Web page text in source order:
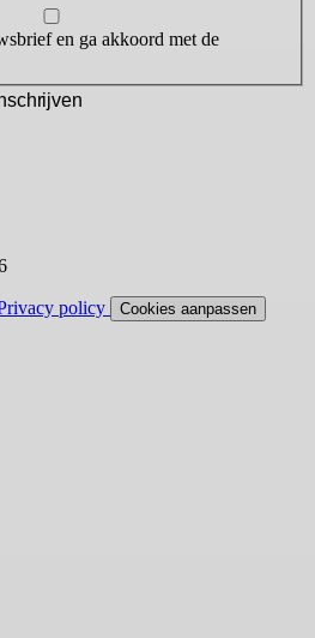
en ga akkoord met de
policy Cookies aanpassen